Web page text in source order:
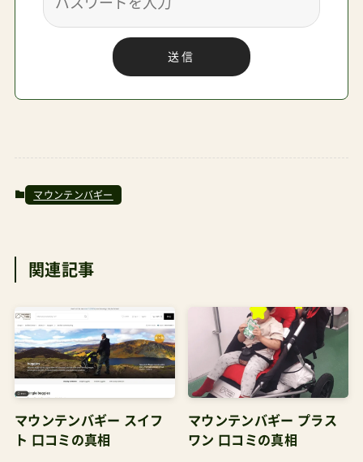
リス米国発売日2023年6月2022年2月2022年1月
2021年6月2017年4月2018年2月2021年10月2011
年11月対象生後1ヶ月頃～4歳頃(～22kg)まで生後
65×93×100～110cm(一人乗り)65×106×100～
60×85-106×111㎝折畳時：60×52×90cm■年
畳時：74×52×90cm■双子二人乗り展開時：
60×85-106×111㎝折畳時：60×52×90cm展開
時：59×84×59cm折畳時：59×86×35cm展開時：
44×173×106cm折畳時：24×52×44cm(YOYOコ
ネクト)18×52×44cm(YOYO2本体)展開時：
送信
マウンテンバギー
関連記事
マウンテンバギー スイフ
ト 口コミの真相
マウンテンバギー プラス
ワン 口コミの真相